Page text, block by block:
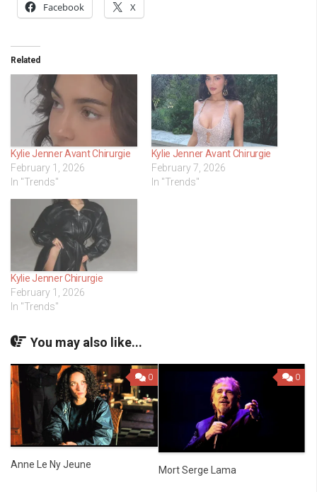
Facebook X
Related
Kylie Jenner Avant Chirurgie
February 1, 2026
In "Trends"
Kylie Jenner Avant Chirurgie
February 7, 2026
In "Trends"
Kylie Jenner Chirurgie
February 1, 2026
In "Trends"
You may also like...
0
Anne Le Ny Jeune
0
Mort Serge Lama